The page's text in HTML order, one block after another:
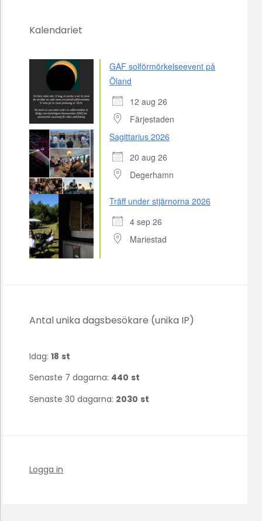
Kalendariet
GAF solförmörkelseevent på
Öland
12 aug 26
Färjestaden
Sagittarius 2026
20 aug 26
Degerhamn
Träff under stjärnorna 2026
4 sep 26
Mariestad
Antal unika dagsbesökare (unika IP)
Idag: 18 st
Senaste 7 dagarna: 440 st
Senaste 30 dagarna: 2030 st
Logga in